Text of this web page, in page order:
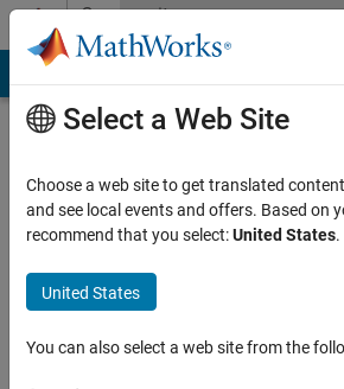
Skip to contentCommunity
Profile
Katotyan_pe
Last
year ago
Select a Web Site
Choose a web site to get translated
and see local events and offers. Based on
recommend that you select:United States.
United States
You can also select a web site from the